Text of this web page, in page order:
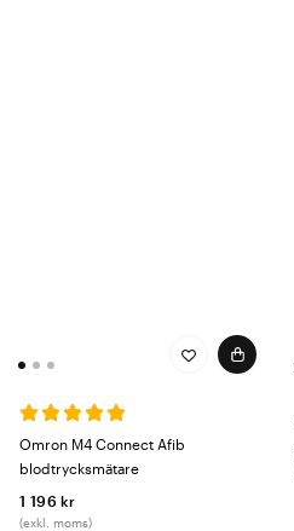
Omron M4 Connect Afib
blodtrycksmätare
1 196 kr
(exkl. moms)